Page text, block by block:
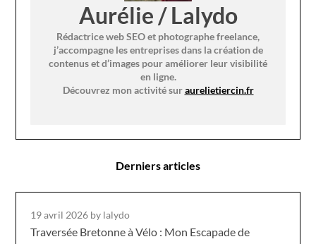
Aurélie / Lalydo
Rédactrice web SEO et photographe freelance,
j’accompagne les entreprises dans la création de
contenus et d’images pour améliorer leur visibilité
en ligne.
Découvrez mon activité suraurelietiercin.fr
Derniers articles
19 avril 2026 by lalydo
Traversée Bretonne à Vélo : Mon Escapade de